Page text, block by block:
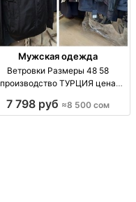
Мужская одежда
Ветровки Размеры 48 58
производство ТУРЦИЯ цена
7 798 руб ≈8 500 сом